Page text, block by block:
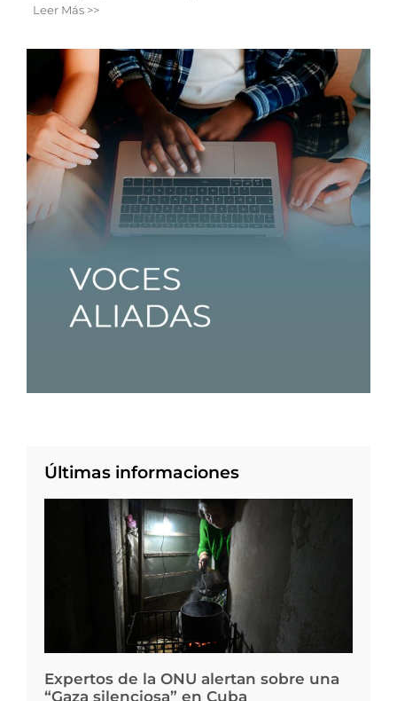
Leer Más >>
Últimas informaciones
Expertos de la ONU alertan sobre una
“Gaza silenciosa” en Cuba